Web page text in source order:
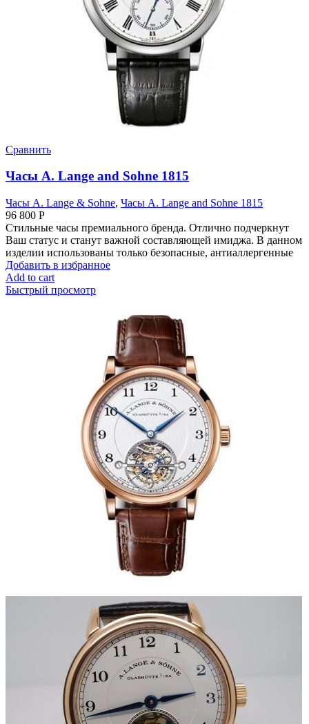
Сравнить
Часы A. Lange and Sohne 1815
Часы A. Lange & Sohne, Часы A. Lange and Sohne 1815
96 800 Р
Стильные часы премиального бренда. Отлично подчеркнут
Ваш статус и станут важной составляющей имиджа. В данном
изделии использованы только безопасные, антиаллергенные
Добавить в избранное
Add to cart
Быстрый просмотр